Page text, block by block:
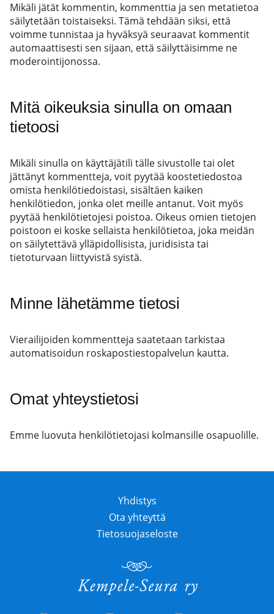
Mikäli jätät kommentin, kommenttia ja sen metatietoa
säilytetään toistaiseksi. Tämä tehdään siksi, että
voimme tunnistaa ja hyväksyä seuraavat kommentit
automaattisesti sen sijaan, että säilyttäisimme ne
moderointijonossa.
Mitä oikeuksia sinulla on omaan
tietoosi
Mikäli sinulla on käyttäjätili tälle sivustolle tai olet
jättänyt kommentteja, voit pyytää koostetiedostoa
omista henkilötiedoistasi, sisältäen kaiken
henkilötiedon, jonka olet meille antanut. Voit myös
pyytää henkilötietojesi poistoa. Oikeus omien tietojen
poistoon ei koske sellaista henkilötietoa, joka meidän
on säilytettävä ylläpidollisista, juridisista tai
tietoturvaan liittyvistä syistä.
Minne lähetämme tietosi
Vierailijoiden kommentteja saatetaan tarkistaa
automatisoidun roskapostiestopalvelun kautta.
Omat yhteystietosi
Emme luovuta henkilötietojasi kolmansille osapuolille.
Yhdistys
Ota yhteyttä
Tietosuojaseloste